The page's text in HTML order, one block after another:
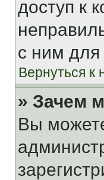
доступ к
с ним для
Вернуться к
» Зачем
Вы